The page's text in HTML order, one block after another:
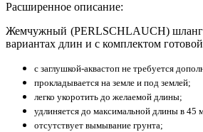
Расширенное описание:
Жемчужный (PERLSCHLAUCH) шланг
вариантах длин и с комплектом
с заглушкой-аквастоп не требуется
прокладывается на земле и под землей;
легко укоротить до желаемой длины;
удлиняется до максимальной длины в 45
отсутствует вымывание грунта;